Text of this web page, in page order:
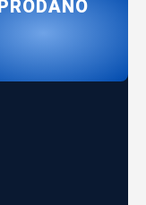
PRODANO